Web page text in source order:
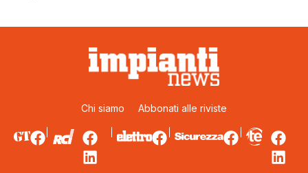
Chi siamo Abbonati alle riviste